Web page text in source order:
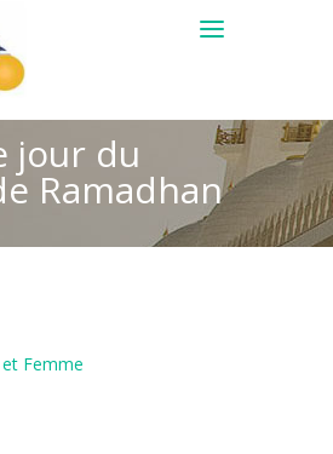
jour du
Ramadhan
Femme